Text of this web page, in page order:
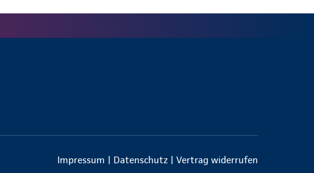
Impressum | Datenschutz| Vertrag widerrufen